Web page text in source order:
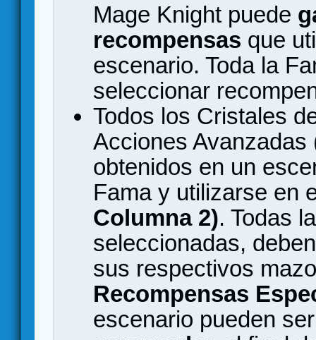
Mage Knight puede
recompensas que
escenario. Toda la
seleccionar
Todos los Cristales
Acciones
obtenidos en un
Fama y utilizarse en
Columna 2). Todas
seleccionadas,
sus respectivos
Recompensas
escenario pueden